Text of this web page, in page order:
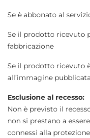
Se è abbonato al
Se il prodotto ricevuto
fabbricazione
Se il prodotto ricevuto
all’immagine
Esclusione al recesso:
Non è previsto il
non si prestano a
connessi alla